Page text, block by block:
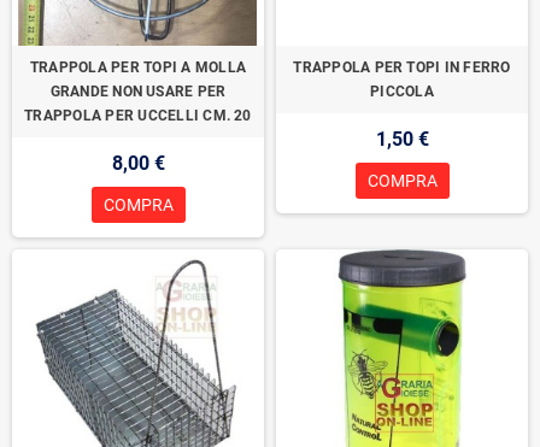
TRAPPOLA PER TOPI A MOLLA
GRANDE NON USARE PER
TRAPPOLA PER UCCELLI CM. 20
8,00 €
COMPRA
TRAPPOLA PER TOPI IN FERRO
PICCOLA
1,50 €
COMPRA